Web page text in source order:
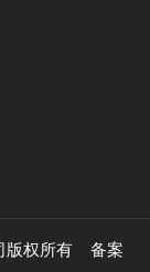
版权所有 备案